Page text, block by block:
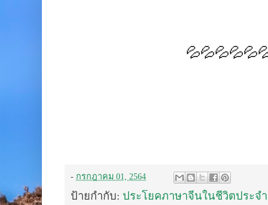
- กรกฎาคม 01, 2564
ป้ายกำกับ: ประโยคภาษาจีนในชีวิตประจ